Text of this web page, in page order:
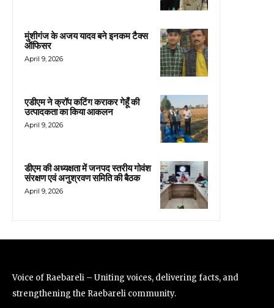
मुंशीगंज के अजय यादव बने इनकम टैक्स
ऑफिसर
April 9, 2026
एडीएम ने क्रॉप कटिंग कराकर गेहूँ की
उत्पादकता का किया आकलन
April 9, 2026
डीएम की अध्यक्षता में जनपद स्तरीय गोवंश
संरक्षण एवं अनुश्रवण समिति की बैठक
April 9, 2026
Voice of Raebareli – Uniting voices, delivering facts, and
strengthening the Raebareli community.